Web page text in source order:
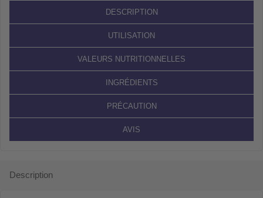
DESCRIPTION
UTILISATION
VALEURS NUTRITIONNELLES
INGRÉDIENTS
PRÉCAUTION
AVIS
Description